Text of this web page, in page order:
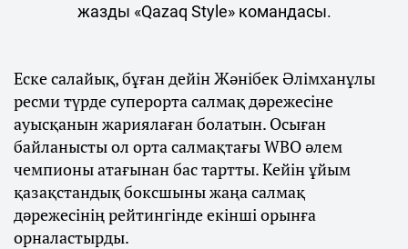
жазды «Qazaq Style» командасы.
Еске салайық, бұған дейін Жәнібек Әлімханұлы
ресми түрде суперорта салмақ дәрежесіне
ауысқанын жариялаған болатын. Осыған
байланысты ол орта салмақтағы WBO әлем
чемпионы атағынан бас тартты. Кейін ұйым
қазақстандық боксшыны жаңа салмақ
дәрежесінің рейтингінде екінші орынға
орналастырды.